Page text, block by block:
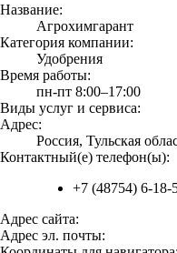
Название:
Агрохимгарант
Категория компании:
Удобрения
Время работы:
пн-пт 8:00–17:00
Виды услуг и сервиса:
Адрес:
Россия, Тульская
Контактный(е) телефон(ы):
+7 (48754) 6-18-
Адрес сайта:
Адрес эл. почты: